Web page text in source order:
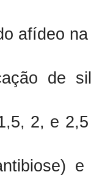
afídeo
de
2, e